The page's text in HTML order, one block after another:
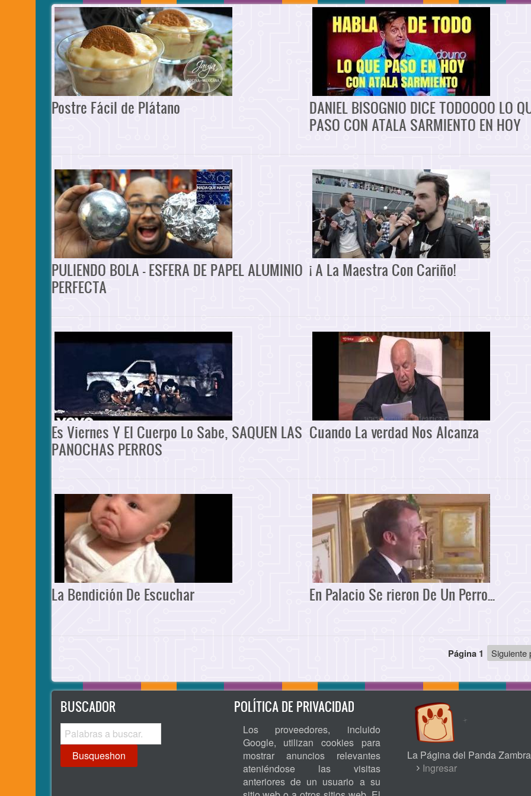
Postre Fácil de Plátano
DANIEL BISOGNIO DICE TODOOOO LO
PASO CON ATALA SARMIENTO EN HOY
PULIENDO BOLA - ESFERA DE PAPEL ALUMINIO
PERFECTA
¡ A La Maestra Con Cariño!
Es Viernes Y El Cuerpo Lo Sabe, SAQUEN LAS
PANOCHAS PERROS
Cuando La verdad Nos Alcanza
La Bendición De Escuchar En Palacio Se rieron De Un Perro...
Página 1
Siguiente
Siguiente
BUSCADOR
Busqueshon
POLÍTICA DE PRIVACIDAD
Los proveedores, incluido
Google, utilizan cookies para
mostrar anuncios relevantes
ateniéndose las visitas
anteriores de un usuario a su
La Página del Panda
USERIngresar